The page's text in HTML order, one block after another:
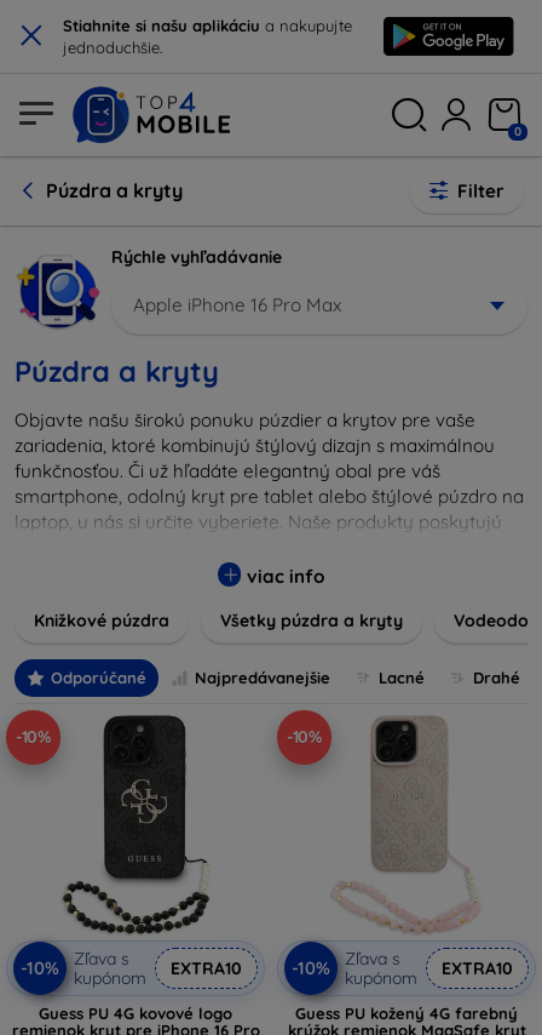
× Stiahnite si našu aplikáciu a nakupujte
jednoduchšie.
0
Púzdra a kryty Filter
Rýchle vyhľadávanie
Apple iPhone 16 Pro Max
Púzdra a kryty
Objavte našu širokú ponuku púzdier a krytov pre vaše
zariadenia, ktoré kombinujú štýlový dizajn s maximálnou
funkčnosťou. Či už hľadáte elegantný obal pre váš
smartphone, odolný kryt pre tablet alebo štýlové púzdro na
laptop, u nás si určite vyberiete. Naše produkty poskytujú
nárazmi, pričom zohľadňujú aj estetické a praktické
našli ten pravý doplnok pre vaše zariadenie. Naše púzdra a
kryty sú nielen praktické, ale aj módne, takže sa stanú
neoddeliteľnou súčasťou vášho každodenného outfitu. Pre
milovníkov technológií alebo tých, ktorí chcú len ochrániť
svoju investíciu, sme tu práve pre vás.
viac info
Knižkové púzdra Všetky púzdra a kryty
Odporúčané Najpredávanejšie Lacné Drahé
-10%
-10%
Zľava s
kupónom
EXTRA10
Guess PU 4G kovové logo
remienok kryt pre iPhone 16 Pro
-10%
-10%
Zľava s
kupónom
EXTRA10
Guess PU kožený 4G farebný
krúžok remienok MagSafe kryt